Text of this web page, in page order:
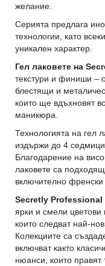
желание.
Серията предлага
технологии, като
уникален характер.
Гел лаковете на
текстури и финиши –
блестящи и
които ще вдъхновят
маникюра.
Технологията на гел
издържи до 4
Благодарение на
лаковете са
включително
Secretly Professional
ярки и смели цветови
които следват най-
Колекциите са
включват както
нюанси, които правят